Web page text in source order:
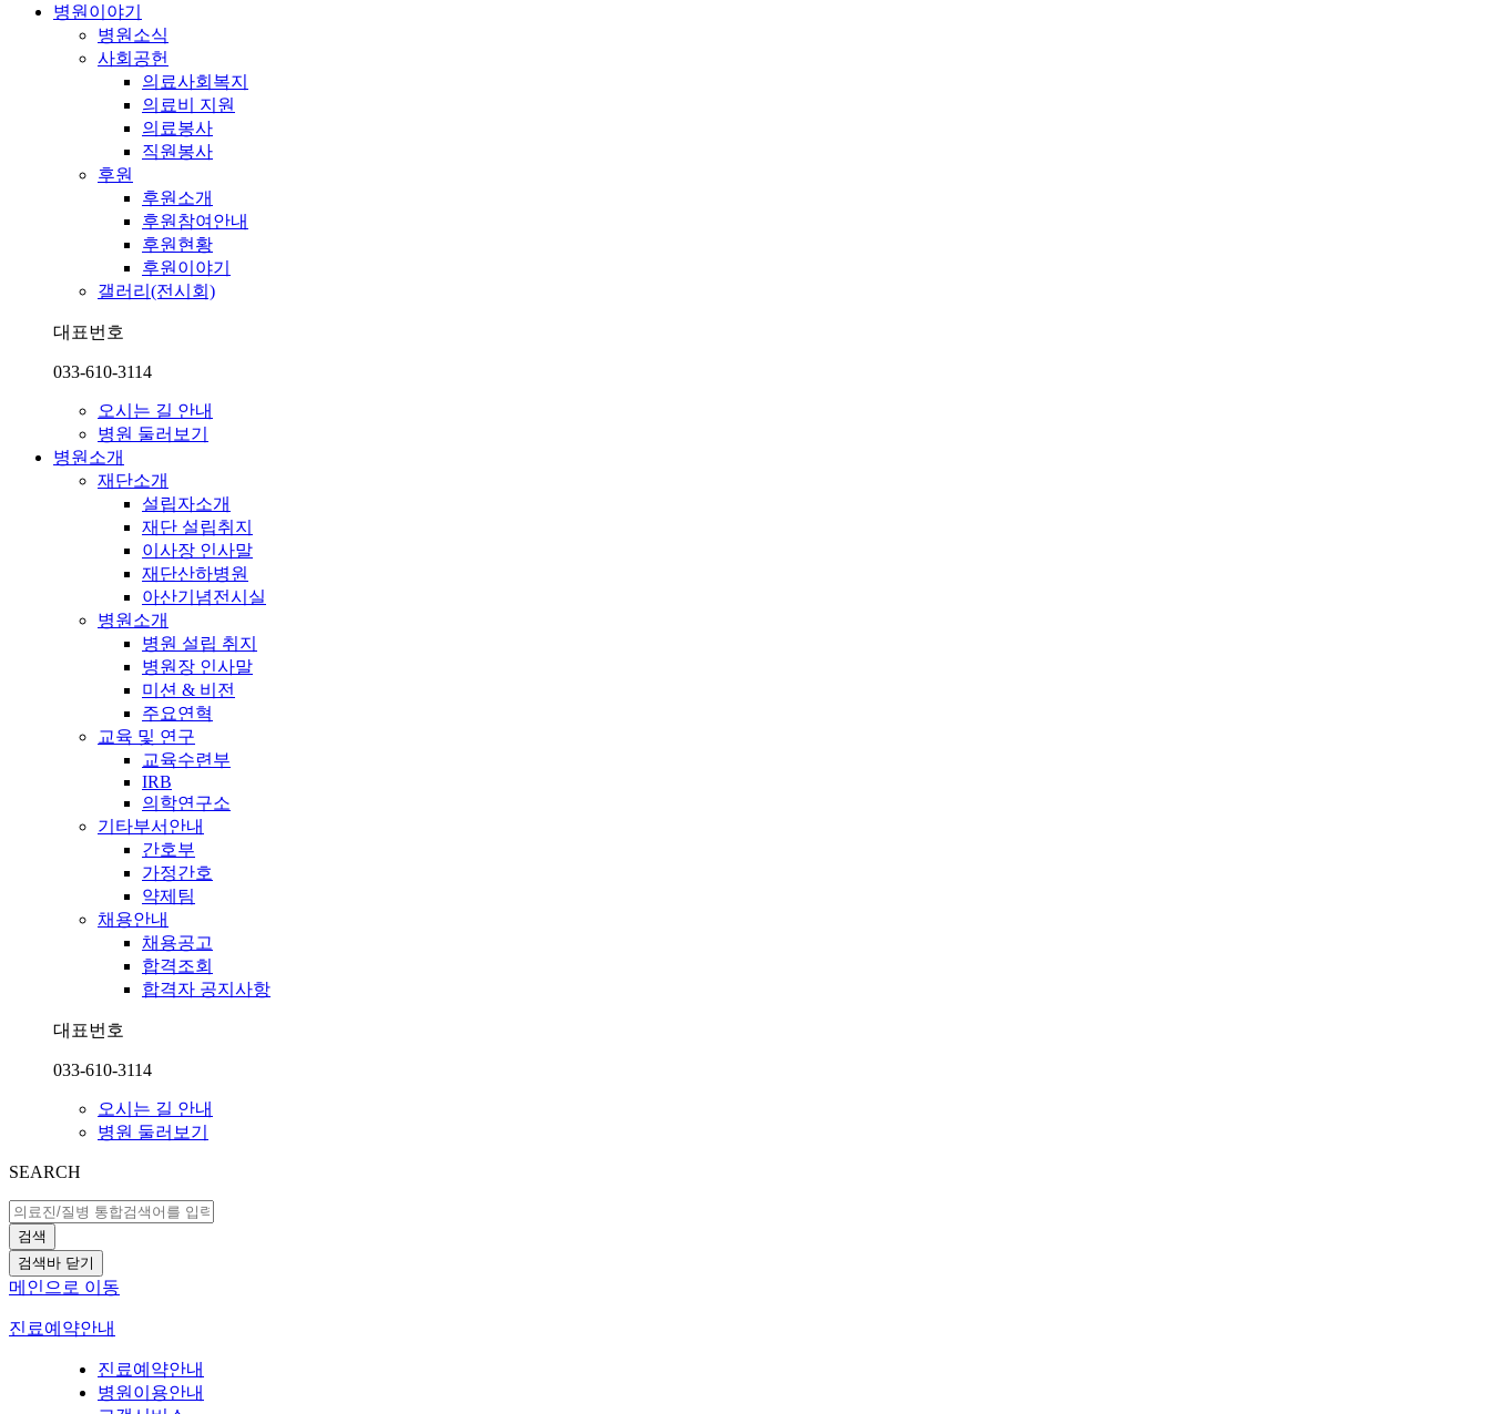
병원이야기
병원소식
사회공헌
의료사회복지
의료비 지원
의료봉사
직원봉사
후원
후원소개
후원참여안내
후원현황
후원이야기
갤러리(전시회)
대표번호
033-610-3114
오시는 길 안내
병원 둘러보기
병원소개
재단소개
설립자소개
재단 설립취지
이사장 인사말
재단산하병원
아산기념전시실
병원소개
병원 설립 취지
병원장 인사말
미션 & 비전
주요연혁
교육 및 연구
교육수련부
IRB
의학연구소
기타부서안내
간호부
가정간호
약제팀
채용안내
채용공고
합격조회
합격자 공지사항
대표번호
033-610-3114
오시는 길 안내
병원 둘러보기
SEARCH
검색
검색바 닫기
메인으로 이동
진료예약안내
진료예약안내
병원이용안내